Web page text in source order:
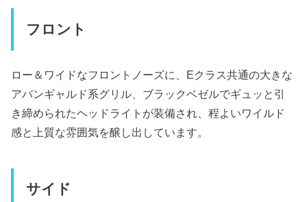
フロント
ロー＆ワイドなフロントノーズに、Eクラス共通の大きな
アバンギャルド系グリル、ブラックベゼルでギュッと引
き締められたヘッドライトが装備され、程よいワイルド
感と上質な雰囲気を醸し出しています。
サイド